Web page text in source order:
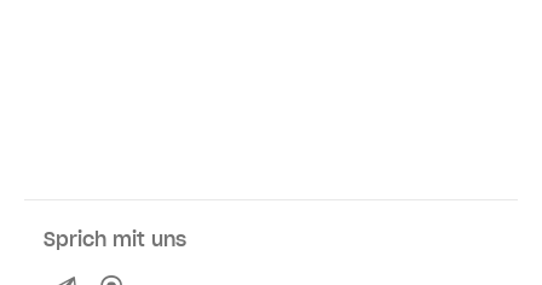
Sprich mit uns